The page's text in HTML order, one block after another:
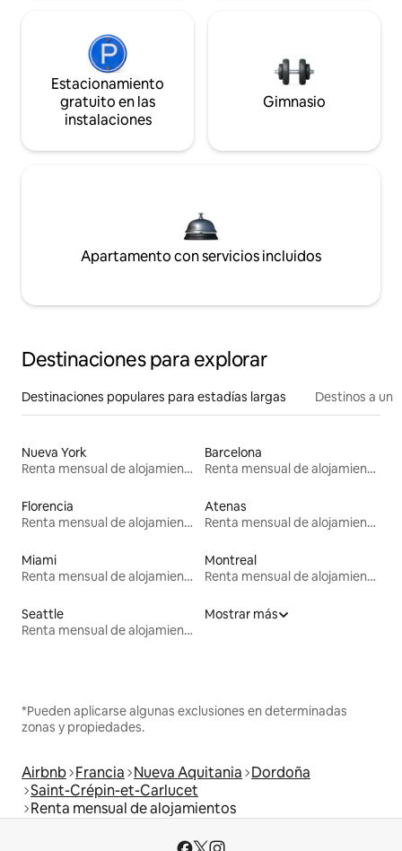
Estacionamiento
gratuito en las
instalaciones
Gimnasio
Apartamento con servicios incluidos
Destinaciones para explorar
Destinaciones populares para estadías largas Destinos a un
Nueva York
Renta mensual de alojamientos
Barcelona
Renta mensual de alojamientos
Florencia
Renta mensual de alojamientos
Atenas
Renta mensual de alojamientos
Miami
Renta mensual de alojamientos
Montreal
Renta mensual de alojamientos
Seattle
Renta mensual de alojamientos
Mostrar más
*Pueden aplicarse algunas exclusiones en determinadas
zonas y propiedades.
Airbnb Francia Nueva Aquitania Dordoña
Saint-Crépin-et-Carlucet
Renta mensual de alojamientos